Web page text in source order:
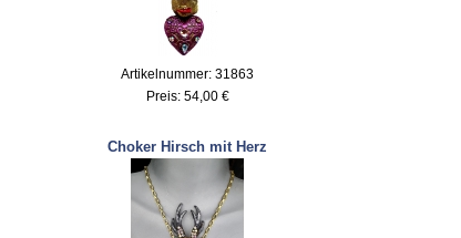
Artikelnummer: 31863
Preis: 54,00 €
Choker Hirsch mit Herz